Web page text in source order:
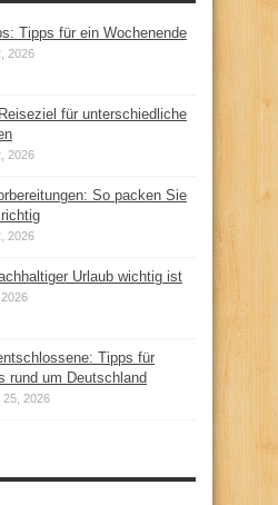
Tipps für ein Wochenende
2026
für unterschiedliche
2026
So packen Sie
2026
Urlaub wichtig ist
Tipps für
rund um Deutschland
25, 2026